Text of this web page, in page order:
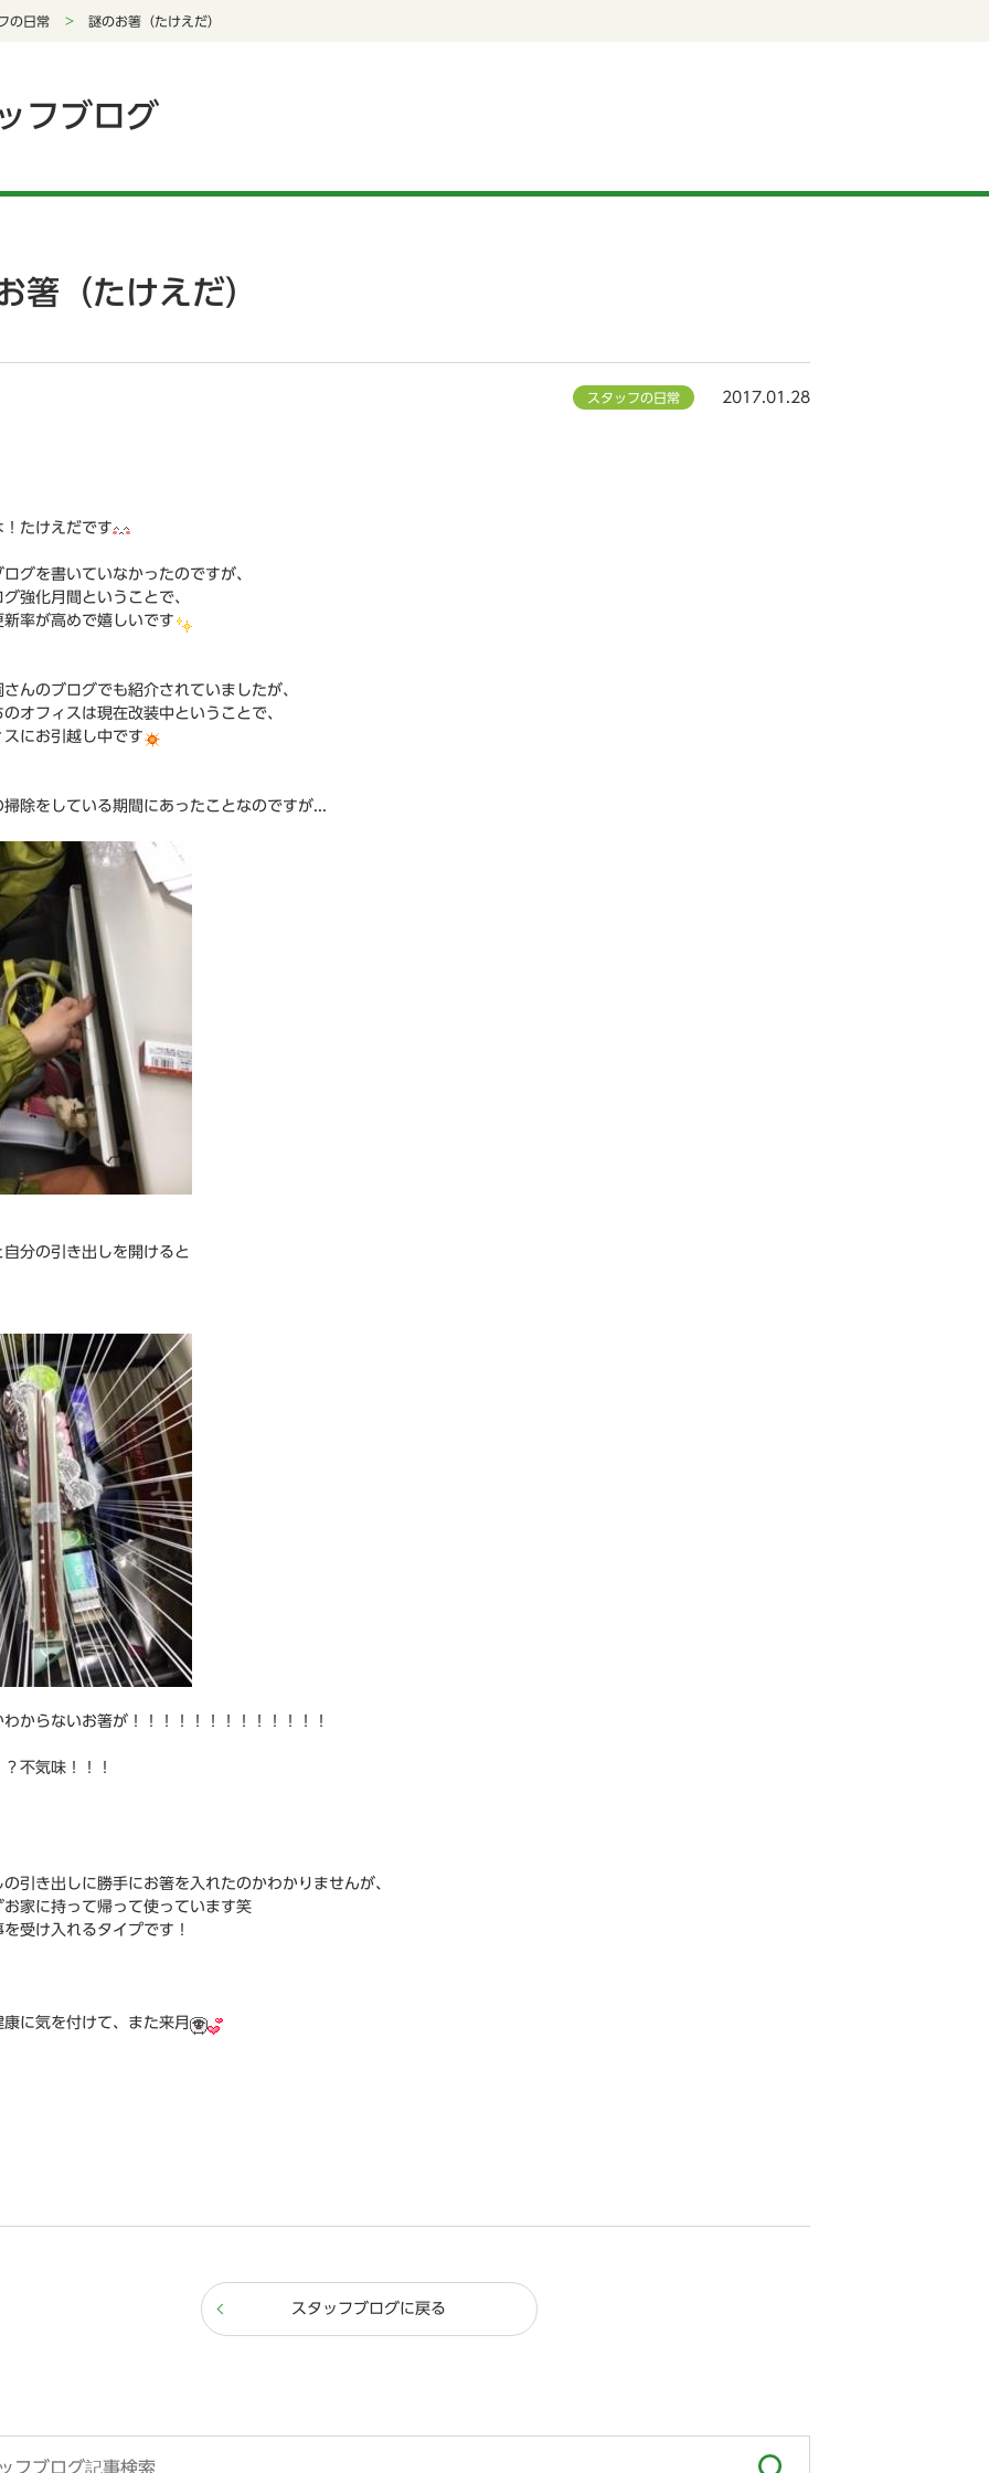
の日常 謎のお箸（たけえだ）
フブログ
箸（たけえだ）
スタッフの日常 2017.01.28
！たけえだです
グを書いていなかったのですが、
強化月間ということで、
新率が高めで嬉しいです
んのブログでも紹介されていましたが、
オフィスは現在改装中ということで、
スにお引越し中です
掃除をしている期間にあったことなのですが...
分の引き出しを開けると
からないお箸が！！！！！！！！！！！！！
不気味！！！
引き出しに勝手にお箸を入れたのかわかりませんが、
お家に持って帰って使っています笑
受け入れるタイプです！
に気を付けて、また来月
スタッフブログに戻る